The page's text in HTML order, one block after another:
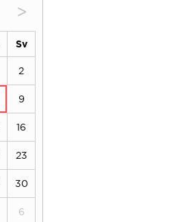
>
Sv
2
9
16
23
30
6